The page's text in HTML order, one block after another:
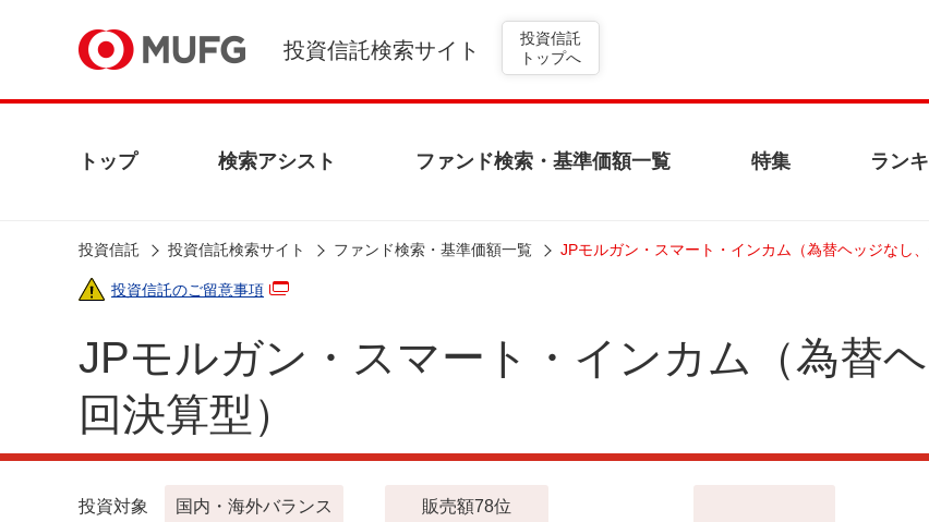
投資信託検索サイト
投資信託
トップへ
トップ 検索アシスト ファンド検索・基準価額一覧 特集 ラン
投資信託 投資信託検索サイト ファンド検索・基準価額一覧 JPモルガン・スマート・インカム（為替ヘッジなし、
投資信託のご留意事項
JPモルガン・スマート・インカム（為替
回決算型）
投資対象 国内・海外バランス 販売額78位